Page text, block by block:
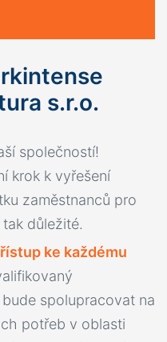
s.r.o.
společností!
krok k vyřešení
zaměstnanců pro
důležité.
ke každému
spolupracovat na
potřeb v oblasti